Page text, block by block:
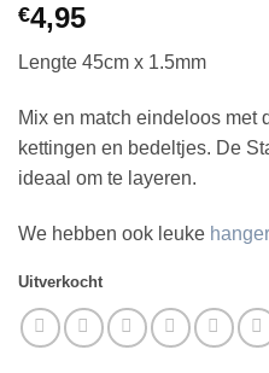
€4,95
Lengte 45cm x 1.5mm
Mix en match eindeloos met
kettingen en bedeltjes. De
ideaal om te layeren.
We hebben ook leuke
Uitverkocht